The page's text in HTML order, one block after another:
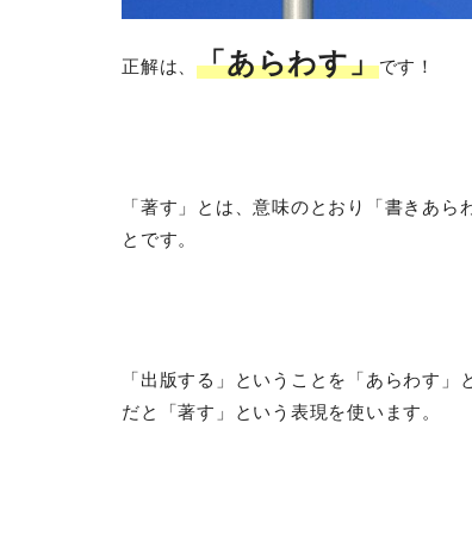
正解は、「あらわす」です！
「著す」とは、意味のとおり「書きあ
とです。
「出版する」ということを「あらわす
だと「著す」という表現を使います。